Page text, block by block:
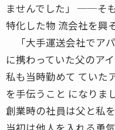
ませんでした」 ──そ
特化した物 流会社を興
「大手運送会社でア
に携わっていた父のアイ
私も当時勤めて ていた
を手伝うこと になりま
創業時の社員は父と私